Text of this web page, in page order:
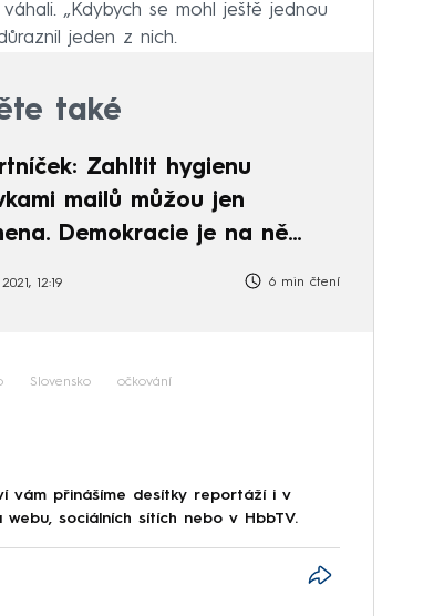
„Kdybych se mohl ještě jednou
jeden z nich.
také
Zahltit hygienu
mailů můžou jen
Demokracie je na ně
12:19 6 min čtení
Slovensko očkování
vám přinášíme desítky reportáží i v
sociálních sítích nebo v HbbTV.